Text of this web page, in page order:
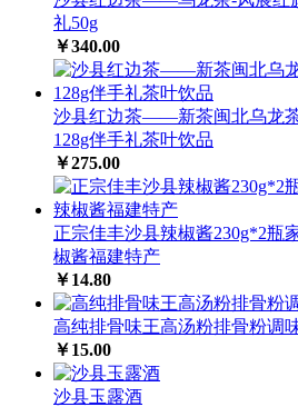
礼50g
￥340.00
沙县红边茶——新茶闽北乌龙茶
128g伴手礼茶叶饮品
￥275.00
正宗佳丰沙县辣椒酱230g*2瓶
椒酱福建特产
￥14.80
高纯排骨味王高汤粉排骨粉调
￥15.00
沙县玉露酒